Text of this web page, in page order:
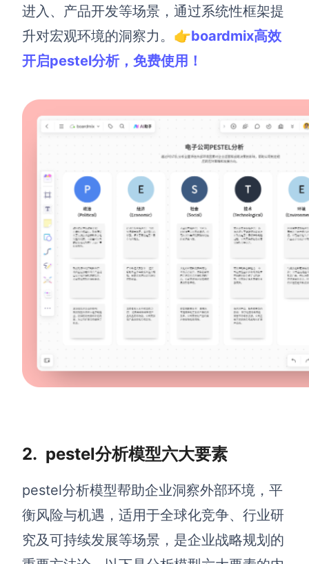
在线白板
思维和灵感整理
路线图
ER图
数据流图
情绪板
查看所有场景
AI创作
AI生成思维导图
AI生成用户旅程图
AI生成鱼骨图
AI生成甘特图
战略与流程设计
进入、产品开发等场景，通过系统性框架提
升对宏观环境的洞察力。 👉boardmix高效
开启pestel分析，免费使用！
2. pestel分析模型六大要素
pestel分析模型帮助企业洞察外部环境，平
衡风险与机遇，适用于全球化竞争、行业研
究及可持续发展等场景，是企业战略规划的